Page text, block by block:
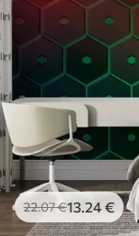
22.07€13.24€